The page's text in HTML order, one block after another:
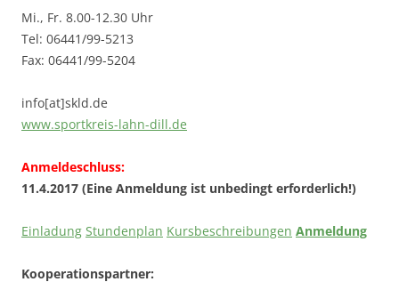
Mi., Fr. 8.00-12.30 Uhr
Tel: 06441/99-5213
Fax: 06441/99-5204
info[at]skld.de
www.sportkreis-lahn-dill.de
Anmeldeschluss:
11.4.2017 (Eine Anmeldung ist unbedingt erforderlich!)
Einladung Stundenplan Kursbeschreibungen Anmeldung
Kooperationspartner: